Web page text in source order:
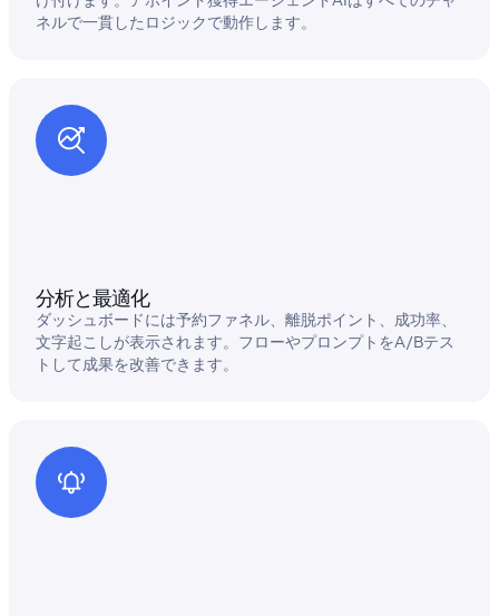
ネルで一貫したロジックで動作します。
分析と最適化
ダッシュボードには予約ファネル、離脱ポイント、成功率、
文字起こしが表示されます。フローやプロンプトをA/Bテス
トして成果を改善できます。